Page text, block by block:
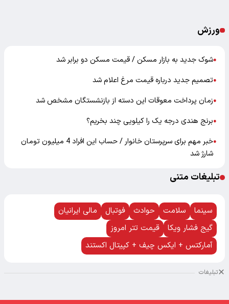
ورزش
●شوک جدید به بازار مسکن / قیمت مسکن دو برابر شد
●تصمیم جدید درباره قیمت مرغ اعلام شد
●زمان پرداخت معوقات این دسته از بازنشستگان مشخص شد
●برنج هندی درجه یک را کیلویی چند بخریم؟
●
خبر مهم برای سرپرستان خانوار / حساب این افراد 4 میلیون تومان
شارژ شد
تبلیغات متنی
سینما سلامت حوادث فوتبال
مالی ایرانیان
گیج فشار ویکا
قیمت تتر امروز
آمارکتس + ایکس چیف + کپیتال اکستند
تبلیغات